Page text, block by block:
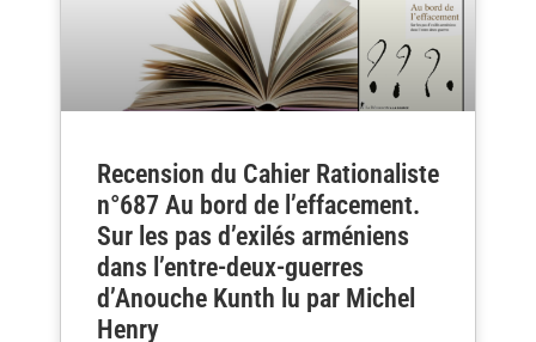
Recension du Cahier Rationaliste
n°687 Au bord de l’effacement.
Sur les pas d’exilés arméniens
dans l’entre-deux-guerres
d’Anouche Kunth lu par Michel
Henry